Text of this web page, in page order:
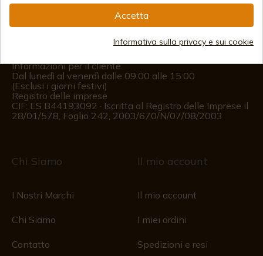
Informazioni per il cliente
Dal lunedì al venerdì dalle 09:00 alle 15:00
(Esclusi i giorni festivi)
Registro delle imprese
CIF: ES B44193092 · Iscritta al Registro delle Imprese il
28/01/578, Foglio 242, 2003/670/N/07/08/2003
Chi Siamo
I Nostri Marchi
Chi Siamo
Contatto
Il mio account
Il mio account
I miei ordini
Spedizioni e resi
Accetta
Informativa sulla privacy e sui cookie